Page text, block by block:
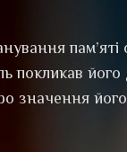
покликав
значення